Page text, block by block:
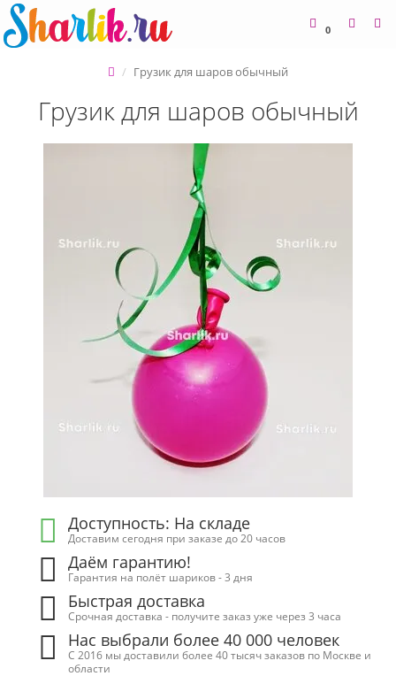
0
Грузик для шаров обычный
Грузик для шаров обычный
Доступность: На складе
Доставим сегодня при заказе до 20 часов
Даём гарантию!
Гарантия на полёт шариков - 3 дня
Быстрая доставка
Срочная доставка - получите заказ уже через 3 часа
Нас выбрали более 40 000 человек
С 2016 мы доставили более 40 тысяч заказов по Москве и
области